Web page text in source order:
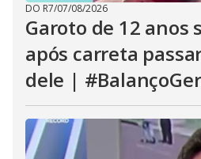
DO R7/07/08/2026
Garoto de 12 anos
após carreta
dele |